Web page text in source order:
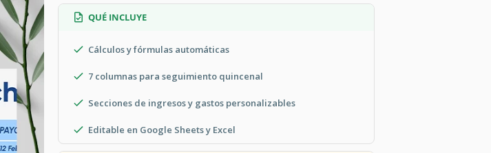
QUÉ INCLUYE
Cálculos y fórmulas automáticas
7 columnas para seguimiento quincenal
Secciones de ingresos y gastos personalizables
Editable en Google Sheets y Excel